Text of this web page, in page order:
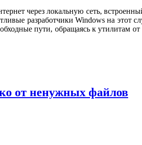
через локальную сеть,
разработчики Windows на этот
пути, обращаясь к утилитам
от ненужных файлов